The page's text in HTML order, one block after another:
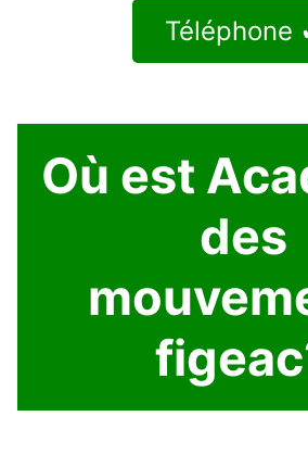
Téléphone
Où est
des